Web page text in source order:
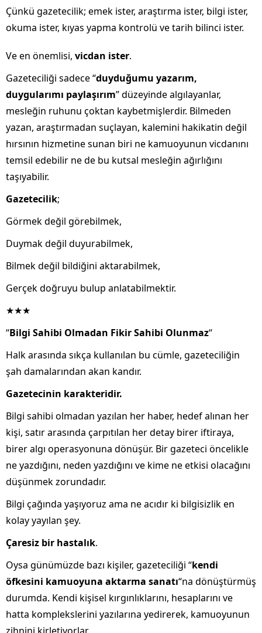
Çünkü gazetecilik; emek ister, araştırma ister, bilgi ister,
okuma ister, kıyas yapma kontrolü ve tarih bilinci ister.
Ve en önemlisi, vicdan ister.
Gazeteciliği sadece “duyduğumu yazarım,
duygularımı paylaşırım” düzeyinde algılayanlar,
mesleğin ruhunu çoktan kaybetmişlerdir. Bilmeden
yazan, araştırmadan suçlayan, kalemini hakikatin değil
hırsının hizmetine sunan biri ne kamuoyunun vicdanını
temsil edebilir ne de bu kutsal mesleğin ağırlığını
taşıyabilir.
Gazetecilik;
Görmek değil görebilmek,
Duymak değil duyurabilmek,
Bilmek değil bildiğini aktarabilmek,
Gerçek doğruyu bulup anlatabilmektir.
★★★
“Bilgi Sahibi Olmadan Fikir Sahibi Olunmaz“
Halk arasında sıkça kullanılan bu cümle, gazeteciliğin
şah damalarından akan kandır.
Gazetecinin karakteridir.
Bilgi sahibi olmadan yazılan her haber, hedef alınan her
kişi, satır arasında çarpıtılan her detay birer iftiraya,
birer algı operasyonuna dönüşür. Bir gazeteci öncelikle
ne yazdığını, neden yazdığını ve kime ne etkisi olacağını
düşünmek zorundadır.
Bilgi çağında yaşıyoruz ama ne acıdır ki bilgisizlik en
kolay yayılan şey.
Çaresiz bir hastalık.
Oysa günümüzde bazı kişiler, gazeteciliği “kendi
öfkesini kamuoyuna aktarma sanatı“na dönüştürmüş
durumda. Kendi kişisel kırgınlıklarını, hesaplarını ve
hatta komplekslerini yazılarına yedirerek, kamuoyunun